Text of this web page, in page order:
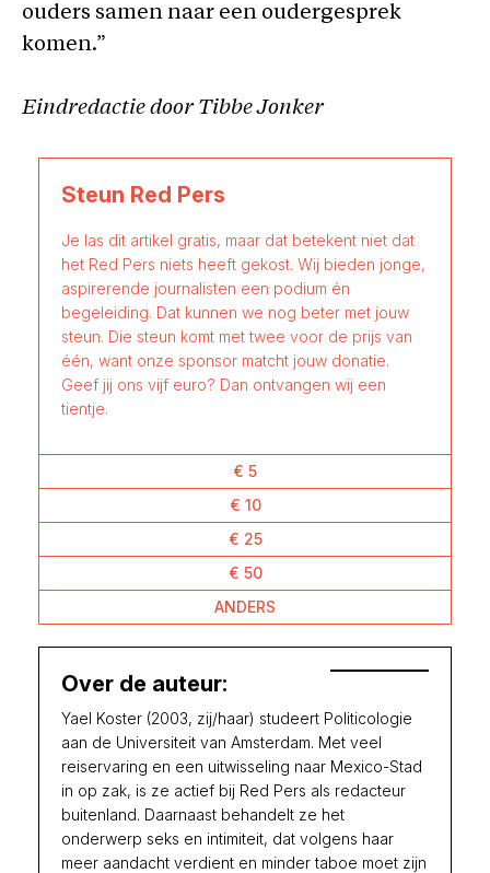
ouders samen naar een oudergesprek
komen.”
Eindredactie door Tibbe Jonker
Steun Red Pers
Je las dit artikel gratis, maar dat betekent niet dat
het Red Pers niets heeft gekost. Wij bieden jonge,
aspirerende journalisten een podium én
begeleiding. Dat kunnen we nog beter met jouw
steun. Die steun komt met twee voor de prijs van
één, want onze sponsor matcht jouw donatie.
Geef jij ons vijf euro? Dan ontvangen wij een
tientje.
€ 5
€ 10
€ 25
€ 50
ANDERS
Over de auteur:
Yael Koster (2003, zij/haar) studeert Politicologie
aan de Universiteit van Amsterdam. Met veel
reiservaring en een uitwisseling naar Mexico-Stad
in op zak, is ze actief bij Red Pers als redacteur
buitenland. Daarnaast behandelt ze het
onderwerp seks en intimiteit, dat volgens haar
meer aandacht verdient en minder taboe moet zijn